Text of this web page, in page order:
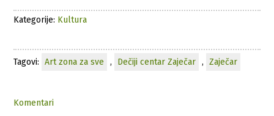
Kategorije: Kultura
Tagovi: Art zona za sve , Dečiji centar Zaječar , Zaječar
Komentari